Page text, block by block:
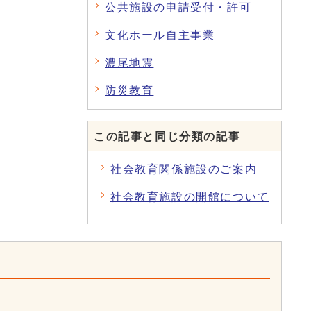
公共施設の申請受付・許可
文化ホール自主事業
濃尾地震
防災教育
この記事と同じ分類の記事
社会教育関係施設のご案内
社会教育施設の開館について